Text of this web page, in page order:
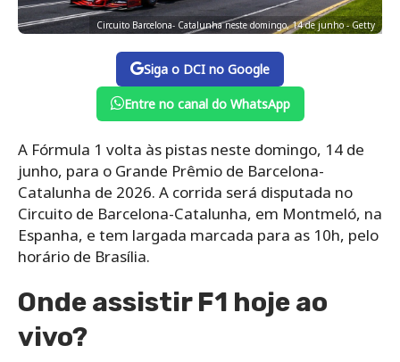
Circuito Barcelona- Catalunha neste domingo, 14 de junho - Getty
Siga o DCI no Google
Entre no canal do WhatsApp
A Fórmula 1 volta às pistas neste domingo, 14 de
junho, para o Grande Prêmio de Barcelona-
Catalunha de 2026. A corrida será disputada no
Circuito de Barcelona-Catalunha, em Montmeló, na
Espanha, e tem largada marcada para as 10h, pelo
horário de Brasília.
Onde assistir F1 hoje ao
vivo?